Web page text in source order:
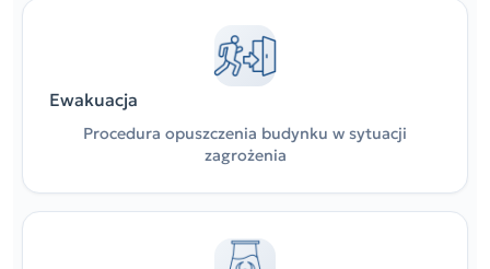
Ewakuacja
Procedura opuszczenia budynku w sytuacji
zagrożenia